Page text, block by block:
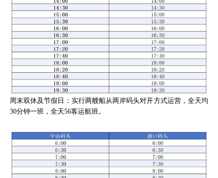
周末双休及节假日：实行两艘船从两岸码头对开方式运营，全天均
30分钟一班，全天56客运航班。